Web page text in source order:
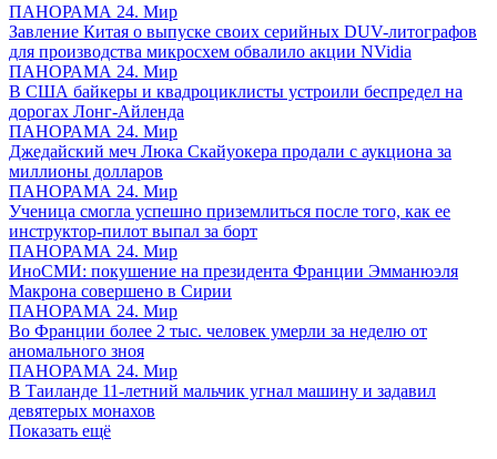
ПАНОРАМА 24. Мир
Завление Китая о выпуске своих серийных DUV-литографов
для производства микросхем обвалило акции NVidia
ПАНОРАМА 24. Мир
В США байкеры и квадроциклисты устроили беспредел на
дорогах Лонг-Айленда
ПАНОРАМА 24. Мир
Джедайский меч Люка Скайуокера продали с аукциона за
миллионы долларов
ПАНОРАМА 24. Мир
Ученица смогла успешно приземлиться после того, как ее
инструктор-пилот выпал за борт
ПАНОРАМА 24. Мир
ИноСМИ: покушение на президента Франции Эмманюэля
Макрона совершено в Сирии
ПАНОРАМА 24. Мир
Во Франции более 2 тыс. человек умерли за неделю от
аномального зноя
ПАНОРАМА 24. Мир
В Таиланде 11-летний мальчик угнал машину и задавил
девятерых монахов
Показать ещё